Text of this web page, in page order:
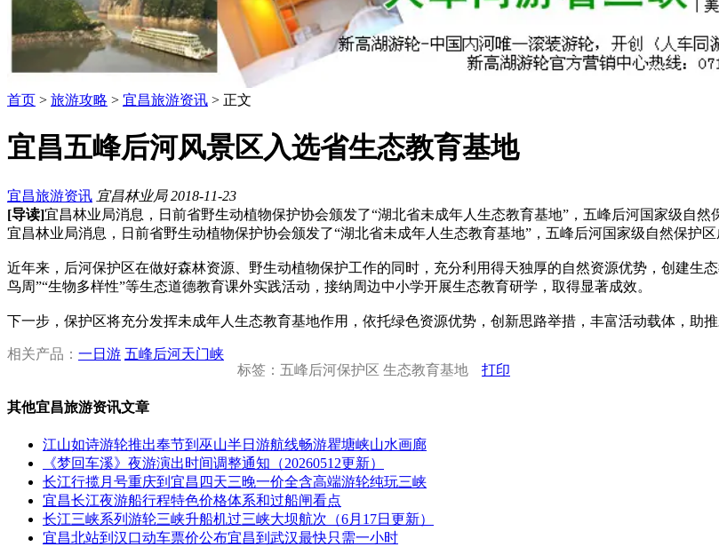
首页 > 旅游攻略 > 宜昌旅游资讯 > 正文
宜昌五峰后河风景区入选省生态教育基地
宜昌旅游资讯 宜昌林业局 2018-11-23
[导读]宜昌林业局消息，日前省野生动植物保护协会颁发了“湖北省未成年人生态教育基地”，五峰后河国家级自然
宜昌林业局消息，日前省野生动植物保护协会颁发了“湖北省未成年人生态教育基地”，五峰后河国家级自然保护区
近年来，后河保护区在做好森林资源、野生动植物保护工作的同时，充分利用得天独厚的自然资源优势，创建生
鸟周”“生物多样性”等生态道德教育课外实践活动，接纳周边中小学开展生态教育研学，取得显著成效。
下一步，保护区将充分发挥未成年人生态教育基地作用，依托绿色资源优势，创新思路举措，丰富活动载体，助
相关产品： 一日游 五峰后河天门峡
标签：五峰后河保护区 生态教育基地
打印
其他宜昌旅游资讯文章
江山如诗游轮推出奉节到巫山半日游航线畅游瞿塘峡山水画廊
《梦回车溪》夜游演出时间调整通知（20260512更新）
长江行揽月号重庆到宜昌四天三晚一价全含高端游轮纯玩三峡
宜昌长江夜游船行程特色价格体系和过船闸看点
长江三峡系列游轮三峡升船机过三峡大坝航次（6月17日更新）
宜昌北站到汉口动车票价公布宜昌到武汉最快只需一小时